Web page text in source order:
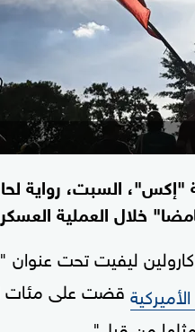
"إكس"، السبت، رواية
خلال العملية
كارولين ليفيت تحت
قضت على مئات